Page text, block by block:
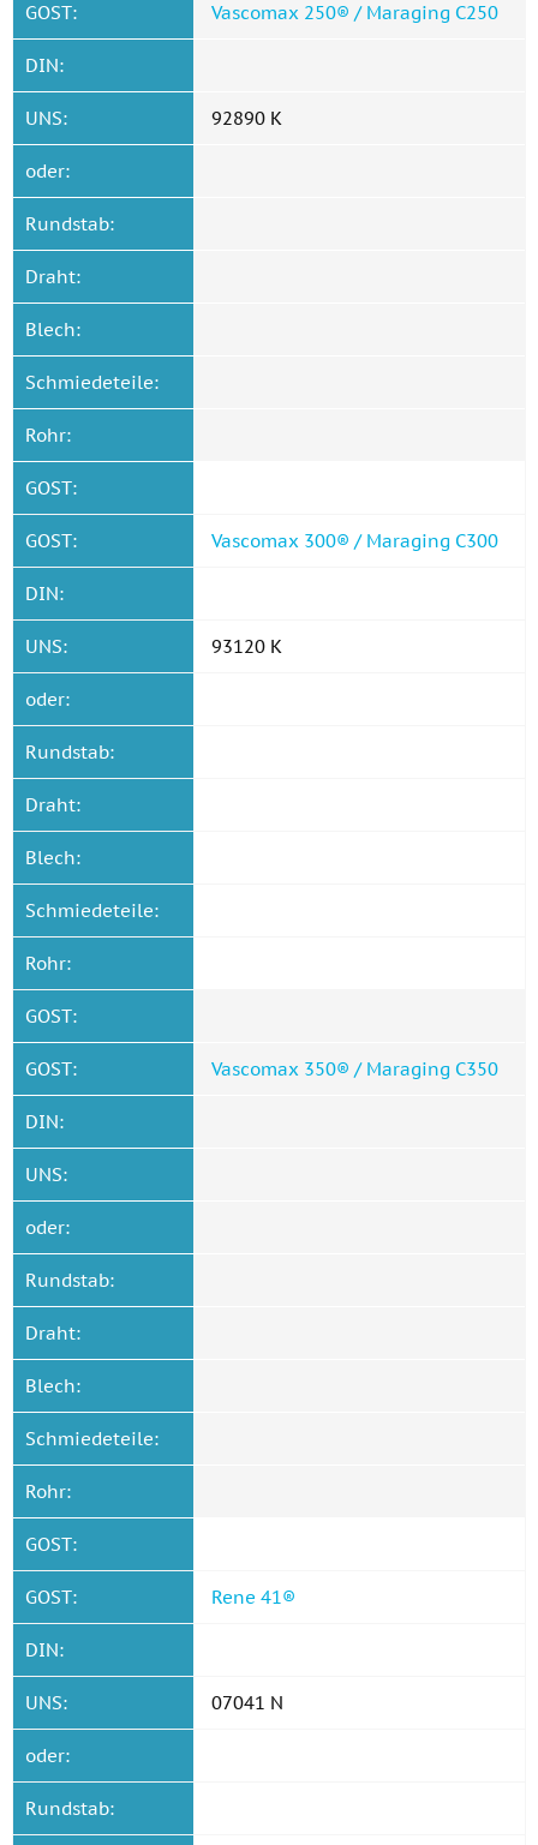
GOST: Vascomax 250® / Maraging C250
DIN:
UNS: 92890 K
oder:
Rundstab:
Draht:
Blech:
Schmiedeteile:
Rohr:
GOST:
GOST: Vascomax 300® / Maraging C300
DIN:
UNS: 93120 K
oder:
Rundstab:
Draht:
Blech:
Schmiedeteile:
Rohr:
GOST:
GOST: Vascomax 350® / Maraging C350
DIN:
UNS:
oder:
Rundstab:
Draht:
Blech:
Schmiedeteile:
Rohr:
GOST:
GOST: Rene 41®
DIN:
UNS: 07041 N
oder:
Rundstab: